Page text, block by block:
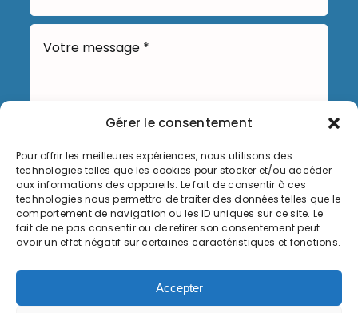
Gérer le consentement
Pour offrir les meilleures expériences, nous utilisons des
technologies telles que les cookies pour stocker et/ou accéder
aux informations des appareils. Le fait de consentir à ces
technologies nous permettra de traiter des données telles que le
comportement de navigation ou les ID uniques sur ce site. Le
fait de ne pas consentir ou de retirer son consentement peut
avoir un effet négatif sur certaines caractéristiques et fonctions.
Accepter
Envoyer
Informations légales
Politique de cookies (UE)